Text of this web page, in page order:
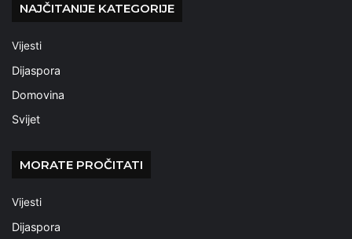
NAJČITANIJE KATEGORIJE
Vijesti
Dijaspora
Domovina
Svijet
MORATE PROČITATI
Vijesti
Dijaspora